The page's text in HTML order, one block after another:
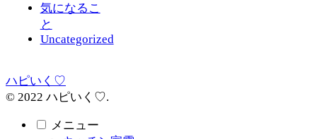
気になるこ
と
Uncategorized
ハピいく♡
© 2022 ハピいく♡.
メニュー